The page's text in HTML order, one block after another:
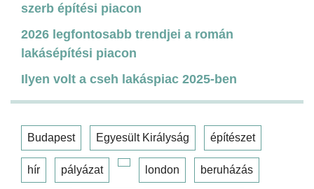
szerb építési piacon
2026 legfontosabb trendjei a román
lakásépítési piacon
Ilyen volt a cseh lakáspiac 2025-ben
Budapest Egyesült Királyság építészet
hír pályázat london beruházás